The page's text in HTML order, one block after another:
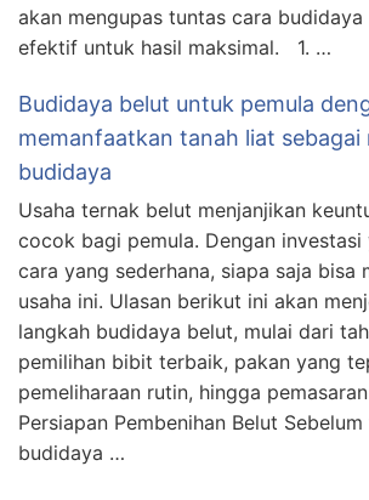
akan mengupas tuntas cara
efektif untuk hasil maksimal. 1. …
Budidaya belut untuk pemula
memanfaatkan tanah liat sebagai
budidaya
Usaha ternak belut menjanjikan
cocok bagi pemula. Dengan
cara yang sederhana, siapa saja bisa
usaha ini. Ulasan berikut ini akan
langkah budidaya belut, mulai dari
pemilihan bibit terbaik, pakan yang
pemeliharaan rutin, hingga
Persiapan Pembenihan Belut
budidaya …